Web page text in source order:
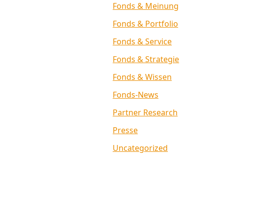
Fonds & Meinung
Fonds & Portfolio
Fonds & Service
Fonds & Strategie
Fonds & Wissen
Fonds-News
Partner Research
Presse
Uncategorized